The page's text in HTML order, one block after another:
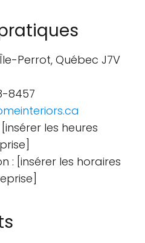
Perrot, Québec J7V
8457
les heures
: [insérer les horaires